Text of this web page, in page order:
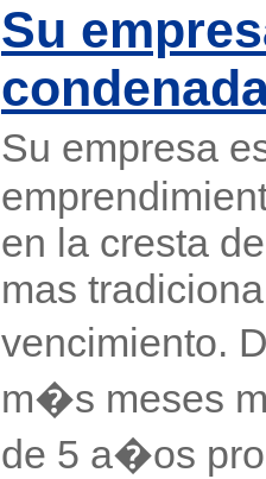
Su
Su empresa
en la cresta
mas
vencimiento.
m�s meses
de 5 a�os